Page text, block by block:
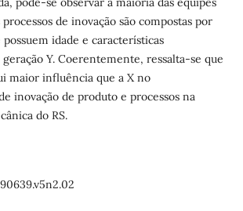
de inovação são compostas por
idade e características
Y. Coerentemente, ressalta-se que
maior influência que a X no
inovação de produto e processos na
do RS.